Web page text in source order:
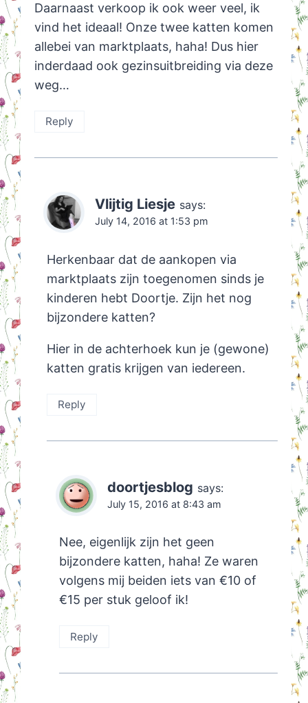
Daarnaast verkoop ik ook weer veel, ik
vind het ideaal! Onze twee katten komen
allebei van marktplaats, haha! Dus hier
inderdaad ook gezinsuitbreiding via deze
weg…
Reply
Vlijtig Liesje says:
July 14, 2016 at 1:53 pm
Herkenbaar dat de aankopen via
marktplaats zijn toegenomen sinds je
kinderen hebt Doortje. Zijn het nog
bijzondere katten?
Hier in de achterhoek kun je (gewone)
katten gratis krijgen van iedereen.
Reply
doortjesblog says:
July 15, 2016 at 8:43 am
Nee, eigenlijk zijn het geen
bijzondere katten, haha! Ze waren
volgens mij beiden iets van €10 of
€15 per stuk geloof ik!
Reply